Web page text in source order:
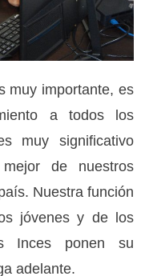
muy importante, es
a todos los
muy significativo
de nuestros
Nuestra función
jóvenes y de los
Inces ponen su
adelante.